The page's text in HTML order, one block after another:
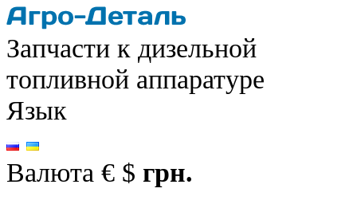
Запчасти к дизельной
топливной аппаратуре
Язык
Валюта € $ грн.